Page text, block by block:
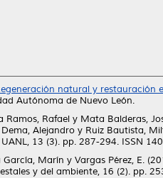
natural y restauración
Autónoma de Nuevo León.
Ramos, Rafael y Mata Balderas,
Alejandro y Ruiz Bautista,
13 (3). pp. 287-294. ISSN
García, Marín y Vargas Pérez, E.
y del ambiente, 16 (2). pp.